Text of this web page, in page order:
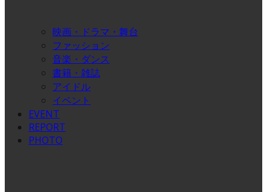
映画・ドラマ・舞台
ファッション
音楽・ダンス
書籍・雑誌
アイドル
イベント
EVENT
REPORT
PHOTO